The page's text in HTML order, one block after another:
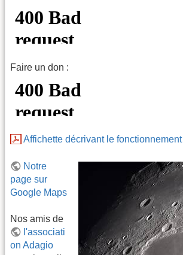
Faire un don :
Affichette décrivant le
Notre
page sur
Google Maps
Nos amis de
l'associati
on Adagio